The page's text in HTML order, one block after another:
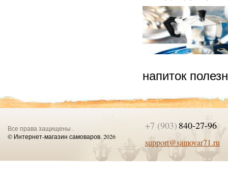
напиток
Все права защищены .
© Интернет-магазин самоваров. 2026
+7 (903) 840-27-96
support@samovar71.ru